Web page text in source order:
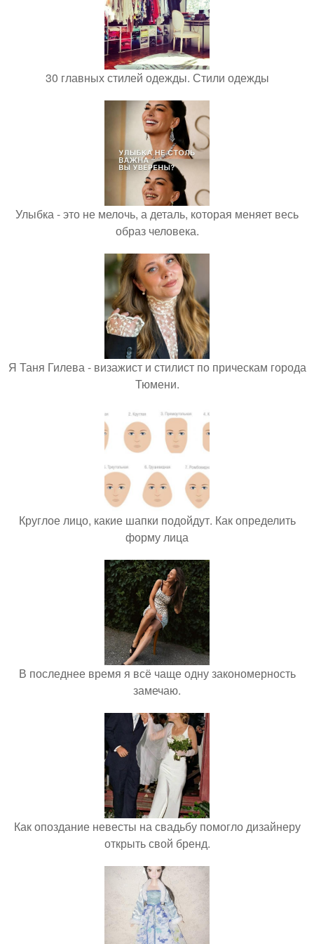
30 главных стилей одежды. Стили одежды
Улыбка - это не мелочь, а деталь, которая меняет весь
образ человека.
Я Таня Гилева - визажист и стилист по прическам города
Тюмени.
Круглое лицо, какие шапки подойдут. Как определить
форму лица
В последнее время я всё чаще одну закономерность
замечаю.
Как опоздание невесты на свадьбу помогло дизайнеру
открыть свой бренд.